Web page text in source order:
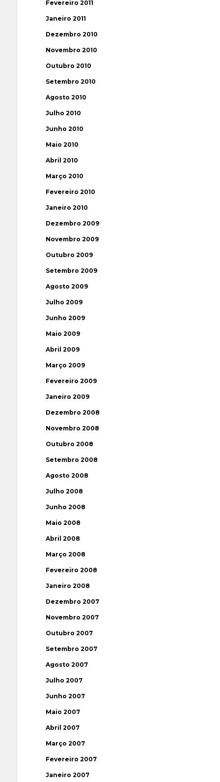
Fevereiro 2011
Janeiro 2011
Dezembro 2010
Novembro 2010
Outubro 2010
Setembro 2010
Agosto 2010
Julho 2010
Junho 2010
Maio 2010
Abril 2010
Março 2010
Fevereiro 2010
Janeiro 2010
Dezembro 2009
Novembro 2009
Outubro 2009
Setembro 2009
Agosto 2009
Julho 2009
Junho 2009
Maio 2009
Abril 2009
Março 2009
Fevereiro 2009
Janeiro 2009
Dezembro 2008
Novembro 2008
Outubro 2008
Setembro 2008
Agosto 2008
Julho 2008
Junho 2008
Maio 2008
Abril 2008
Março 2008
Fevereiro 2008
Janeiro 2008
Dezembro 2007
Novembro 2007
Outubro 2007
Setembro 2007
Agosto 2007
Julho 2007
Junho 2007
Maio 2007
Abril 2007
Março 2007
Fevereiro 2007
Janeiro 2007